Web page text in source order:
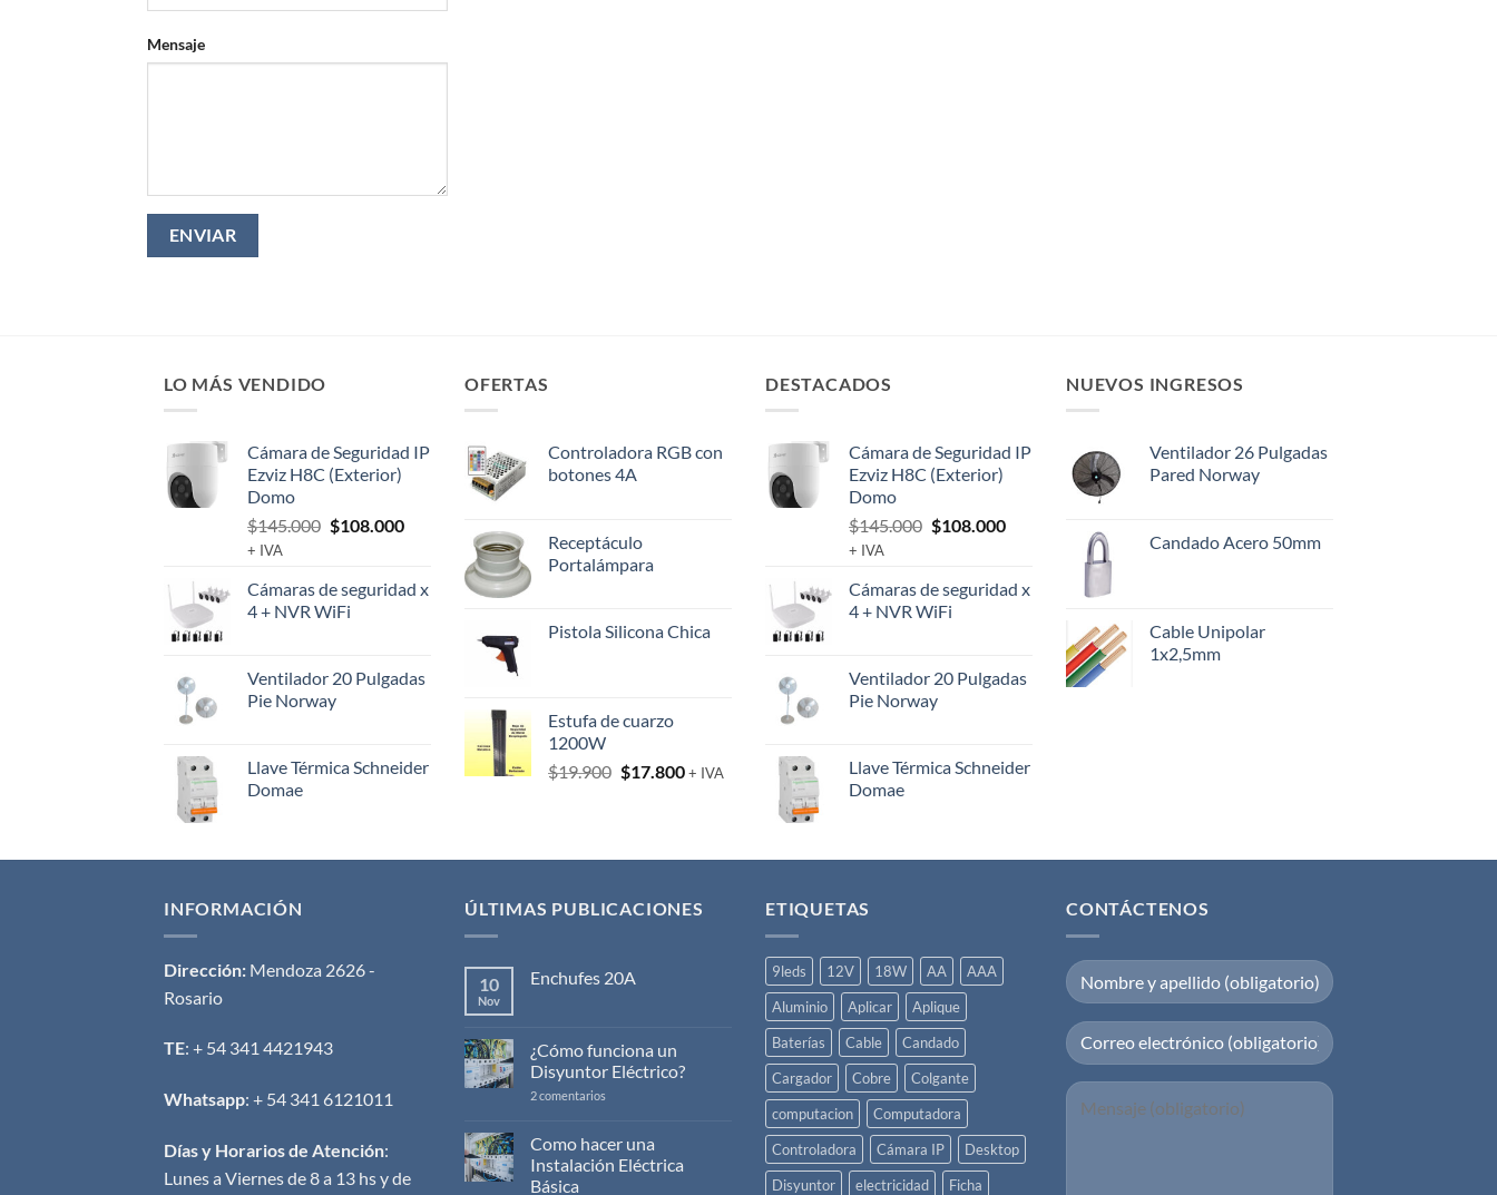
Mensaje
LO MÁS VENDIDO
Cámara de Seguridad IP
Ezviz H8C (Exterior)
Domo
$145.000 El
era:
$145.000.
$108.000El
es:
+ IVA
Cámaras de seguridad x
4 + NVR WiFi
Ventilador 20 Pulgadas
Pie Norway
Llave Térmica Schneider
Domae
OFERTAS
Controladora RGB con
botones 4A
Receptáculo
Portalámpara
Pistola Silicona Chica
Estufa de cuarzo
1200W
$19.900 El
$19.900.
$17.800El
$17.800.
+ IVA
DESTACADOS
Cámara de Seguridad IP
Ezviz H8C (Exterior)
Domo
$145.000 El
era:
$145.000.
$108.000El
es:
+ IVA
Cámaras de seguridad x
4 + NVR WiFi
Ventilador 20 Pulgadas
Pie Norway
Llave Térmica Schneider
Domae
NUEVOS INGRESOS
Ventilador 26 Pulgadas
Pared Norway
Candado Acero 50mm
Cable Unipolar
1x2,5mm
INFORMACIÓN
Dirección: Mendoza 2626 -
Rosario
TE: + 54 341 4421943
Whatsapp: + 54 341 6121011
Días y Horarios de Atención:
Lunes a Viernes de 8 a 13 hs y de
ÚLTIMAS PUBLICACIONES
10
Nov
Enchufes 20A
en
Enchufes
20A
¿Cómo funciona un
Disyuntor Eléctrico?
2 comentarios
Disyuntor
Eléctrico?
Como hacer una
Instalación Eléctrica
Básica
ETIQUETAS
9leds 12V 18W AA
AAA
Aluminio
Aplicar
Aplique
Baterías
Cable
Candado
Cargador
Cobre
Colgante
computacion
Computadora
Controladora
Cámara IP
Desktop
Disyuntor
electricidad Ficha
CONTÁCTENOS